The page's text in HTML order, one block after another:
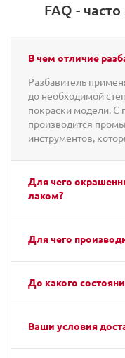
FAQ -
В чем отличие
Разбавитель
до необходимой
покраски модели. С
производится
инструментов,
Для чего
лаком?
Для чего
До какого
Ваши условия